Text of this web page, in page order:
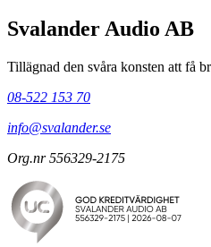
Svalander Audio AB
Tillägnad den svåra konsten att få
08-522 153 70
info@svalander.se
Org.nr 556329-2175